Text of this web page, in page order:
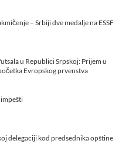
– Srbiji dve medalje na ESSF
u Republici Srpskoj: Prijem u
Evropskog prvenstva
delegaciji kod predsednika opštine